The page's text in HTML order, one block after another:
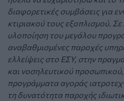
διαφορετικές συμβάσεις για
κτιριακού τους εξοπλισμού.
υλοποίηση του μεγάλου
αναβαθμισμένες παροχές
ελλείψεις στο ΕΣΥ, στην
και νοσηλευτικού
προγράμματα αγοράς
τη δυνατότητα παροχής